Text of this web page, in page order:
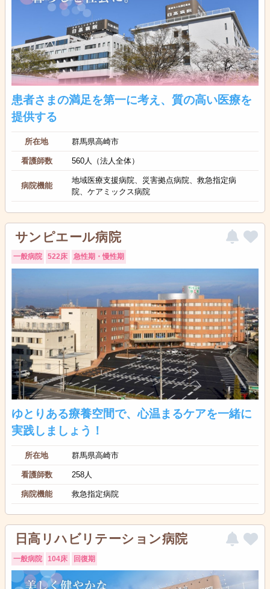
患者さまの満足を第一に考え、質の高い医療を
提供する
所在地 群馬県高崎市
看護師数 560人（法人全体）
病院機能
地域医療支援病院、災害拠点病院、救急指定病
院、ケアミックス病院
サンピエール病院
一般病院 522床 急性期・慢性期
ゆとりある療養空間で、心温まるケアを一緒に
実践しましょう！
所在地 群馬県高崎市
看護師数 258人
病院機能 救急指定病院
日高リハビリテーション病院
一般病院 104床 回復期